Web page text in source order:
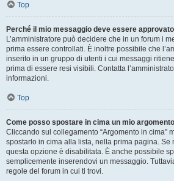
Top
Perché il mio messaggio deve essere
L’amministratore può decidere che in un forum i
prima essere controllati. È inoltre possibile che
inserito in un gruppo di utenti i cui messaggi
prima di essere resi visibili. Contatta
informazioni.
Top
Come posso spostare in cima un mio
Cliccando sul collegamento “Argomento in cima”
spostarlo in cima alla lista, nella prima pagina. Se
questa opzione è disabilitata. È anche possibile
semplicemente inserendovi un messaggio.
regole del forum in cui ti trovi.